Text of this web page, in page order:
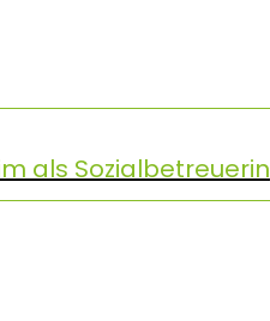
als Sozialbetreuerin